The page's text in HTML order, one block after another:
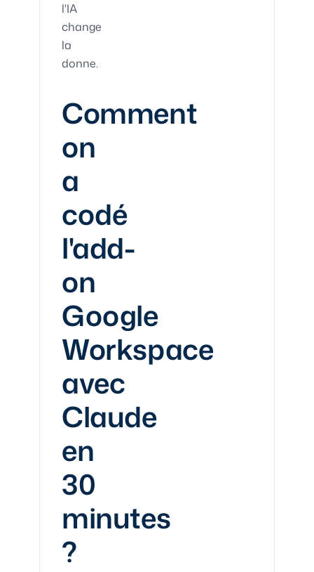
l'IA
change
la
donne.
Comment
on
a
codé
l'add-
on
Google
Workspace
avec
Claude
en
30
minutes
?